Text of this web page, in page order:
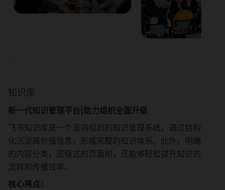
知识库
新一代知识管理平台|助力组织全面升级
飞书知识库是一个面向组织的知识管理系统。通过结构
化沉淀高价值信息，形成完整的知识体系。此外，明确
的内容分类，层级式的页面树，还能够轻松提升知识的
流转和传播效率。
核心亮点：